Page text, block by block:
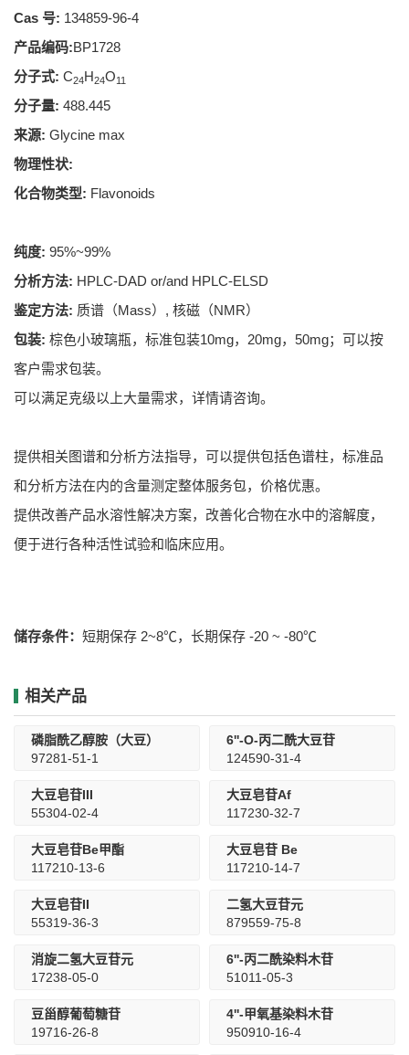
Cas 号: 134859-96-4
产品编码:BP1728
分子式: C24H24O11
分子量: 488.445
来源: Glycine max
物理性状:
化合物类型: Flavonoids
纯度: 95%~99%
分析方法: HPLC-DAD or/and HPLC-ELSD
鉴定方法: 质谱（Mass）, 核磁（NMR）
包装: 棕色小玻璃瓶，标准包装10mg，20mg，50mg；可以按
客户需求包装。
可以满足克级以上大量需求，详情请咨询。
提供相关图谱和分析方法指导，可以提供包括色谱柱，标准品
和分析方法在内的含量测定整体服务包，价格优惠。
提供改善产品水溶性解决方案，改善化合物在水中的溶解度，
便于进行各种活性试验和临床应用。
储存条件： 短期保存 2~8℃，长期保存 -20 ~ -80℃
相关产品
磷脂酰乙醇胺（大豆）
97281-51-1
6''-O-丙二酰大豆苷
124590-31-4
大豆皂苷III
55304-02-4
大豆皂苷Af
117230-32-7
大豆皂苷Be甲酯
117210-13-6
大豆皂苷 Be
117210-14-7
大豆皂苷II
55319-36-3
二氢大豆苷元
879559-75-8
消旋二氢大豆苷元
17238-05-0
6''-丙二酰染料木苷
51011-05-3
豆甾醇葡萄糖苷
19716-26-8
4''-甲氧基染料木苷
950910-16-4